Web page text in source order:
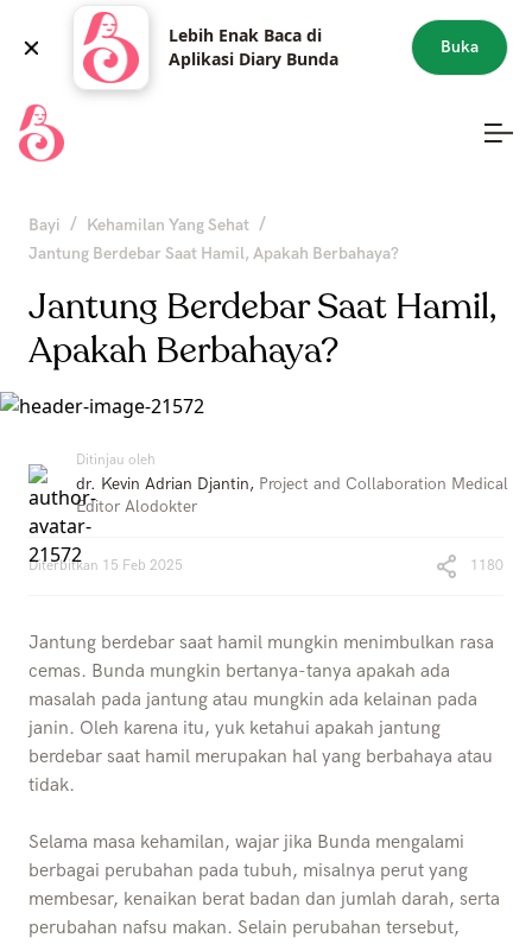
Lebih Enak Baca di
Aplikasi Diary Bunda
Buka
Bayi / Kehamilan Yang Sehat /
Jantung Berdebar Saat Hamil, Apakah Berbahaya?
Jantung Berdebar Saat Hamil,
Apakah Berbahaya?
Ditinjau oleh
dr. Kevin Adrian Djantin, Project and Collaboration Medical
Editor Alodokter
Diterbitkan 15 Feb 2025 1180
Jantung berdebar saat hamil mungkin menimbulkan rasa
cemas. Bunda mungkin bertanya-tanya apakah ada
masalah pada jantung atau mungkin ada kelainan pada
janin. Oleh karena itu, yuk ketahui apakah jantung
berdebar saat hamil merupakan hal yang berbahaya atau
tidak.
Selama masa kehamilan, wajar jika Bunda mengalami
berbagai perubahan pada tubuh, misalnya perut yang
membesar, kenaikan berat badan dan jumlah darah, serta
perubahan nafsu makan. Selain perubahan tersebut,